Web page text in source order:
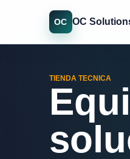
OC OC
TIENDA TECNICA